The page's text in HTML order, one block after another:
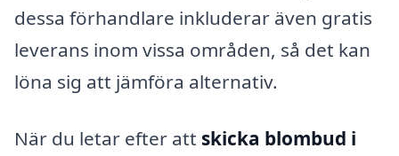
dessa förhandlare inkluderar även gratis
leverans inom vissa områden, så det kan
löna sig att jämföra alternativ.
När du letar efter att skicka blombud i